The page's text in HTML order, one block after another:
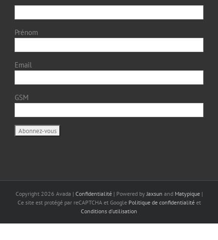
Prénom
Email
GSM
Copyright 2026 Avada | Confidentialité | Powered byJaxsun and Matypique|
Ce site est protégé par reCAPTCHA et Google Politique de confidentialitéet
Conditions d'utilisation